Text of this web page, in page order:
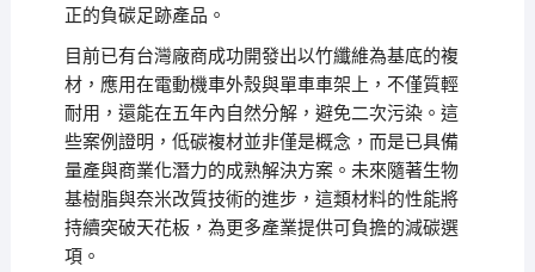
正的負碳足跡產品。
目前已有台灣廠商成功開發出以竹纖維為基底的複
材，應用在電動機車外殼與單車車架上，不僅質輕
耐用，還能在五年內自然分解，避免二次污染。這
些案例證明，低碳複材並非僅是概念，而是已具備
量產與商業化潛力的成熟解決方案。未來隨著生物
基樹脂與奈米改質技術的進步，這類材料的性能將
持續突破天花板，為更多產業提供可負擔的減碳選
項。